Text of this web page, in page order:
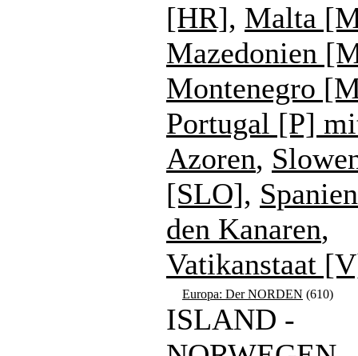
[HR], Malta
Mazedonien
Montenegro
Portugal [P]
Azoren,
[SLO],
den Kanaren,
Vatikanstaat
Europa: Der NORDEN (610)
ISLAND -